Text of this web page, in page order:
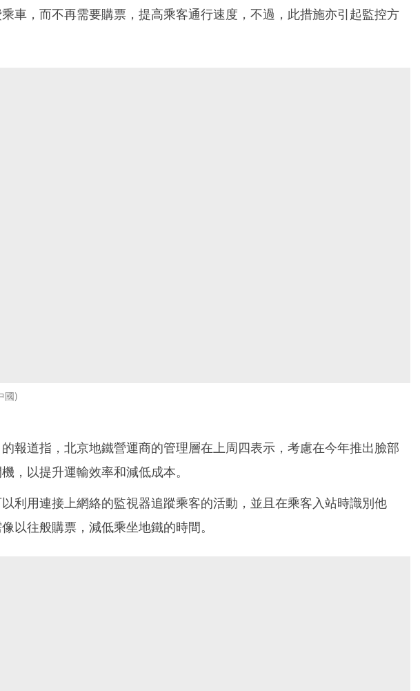
車，而不再需要購票，提高乘客通行速度，不過，此措施亦引起監控方
國
的報道指，北京地鐵營運商的管理層在上周四表示，考慮在今年推出臉部
，以提升運輸效率和減低成本。
利用連接上網絡的監視器追蹤乘客的活動，並且在乘客入站時識別他
以往般購票，減低乘坐地鐵的時間。